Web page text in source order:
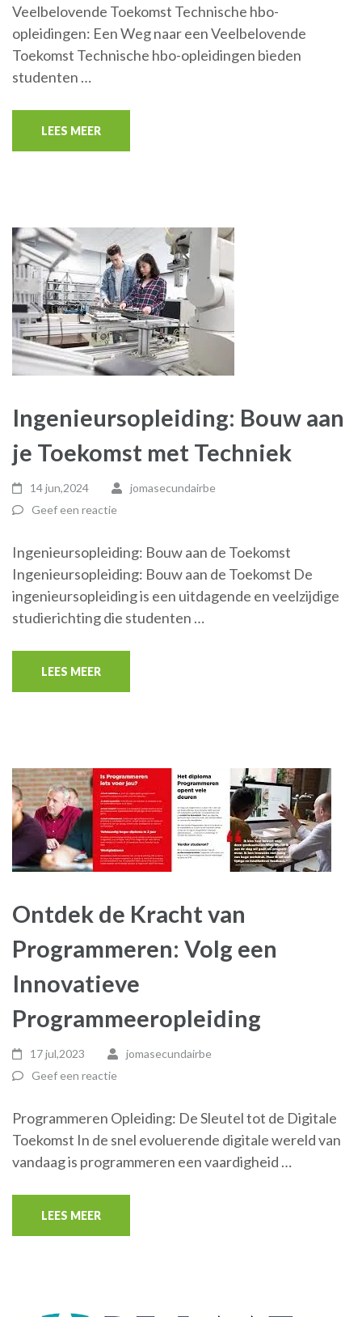
Veelbelovende Toekomst Technische hbo-
opleidingen: Een Weg naar een Veelbelovende
Toekomst Technische hbo-opleidingen bieden
studenten …
LEES MEER
Ingenieursopleiding: Bouw aan
je Toekomst met Techniek
14 jun,2024
jomasecundairbe
Geef een reactie
Ingenieursopleiding: Bouw aan de Toekomst
Ingenieursopleiding: Bouw aan de Toekomst De
ingenieursopleiding is een uitdagende en veelzijdige
studierichting die studenten …
LEES MEER
Ontdek de Kracht van
Programmeren: Volg een
Innovatieve
Programmeeropleiding
17 jul,2023
jomasecundairbe
Geef een reactie
Programmeren Opleiding: De Sleutel tot de Digitale
Toekomst In de snel evoluerende digitale wereld van
vandaag is programmeren een vaardigheid …
LEES MEER